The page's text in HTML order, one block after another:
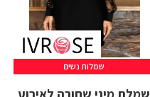
שמלות נשים